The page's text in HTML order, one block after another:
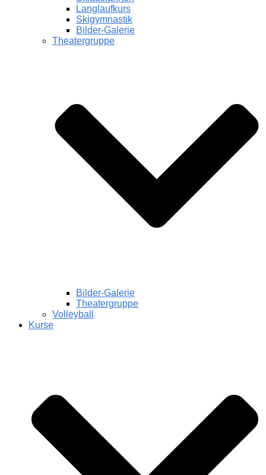
Langlaufkurs
Skigymnastik
Bilder-Galerie
Theatergruppe
Bilder-Galerie
Theatergruppe
Volleyball
Kurse